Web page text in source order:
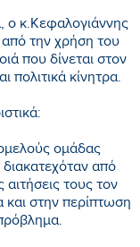
ο κ.Κεφαλογιάννης
από την χρήση του
που δίνεται στον
πολιτικά κίνητρα.
ομάδας
από
τους τον
στην περίπτωση